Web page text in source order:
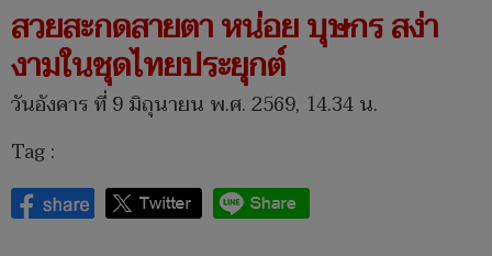
สวยสะกดสายตา หน่อย บุษกร สง่า
งามในชุดไทยประยุกต์
วันอังคาร ที่ 9 มิถุนายน พ.ศ. 2569, 14.34 น.
Tag :